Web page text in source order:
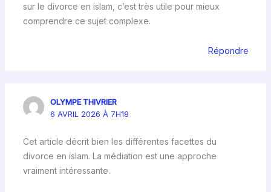
sur le divorce en islam, c’est très utile pour mieux
comprendre ce sujet complexe.
Répondre
OLYMPE THIVRIER
6 AVRIL 2026 À 7H18
Cet article décrit bien les différentes facettes du
divorce en islam. La médiation est une approche
vraiment intéressante.